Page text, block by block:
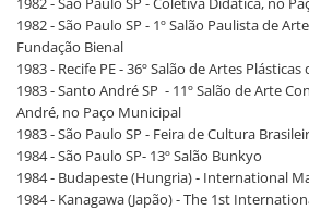
1982 - São Paulo SP - 1º Salão Paulista de
Fundação Bienal
1983 - Recife PE - 36º Salão de Artes
1983 - Santo André SP - 11º Salão de Arte
André, no Paço Municipal
1983 - São Paulo SP - Feira de Cultura
1984 - São Paulo SP- 13º Salão Bunkyo
1984 - Budapeste (Hungria) - International
1984 - Kanagawa (Japão) - The 1st